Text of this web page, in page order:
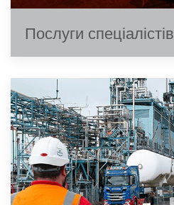
Послуги спеціалістів